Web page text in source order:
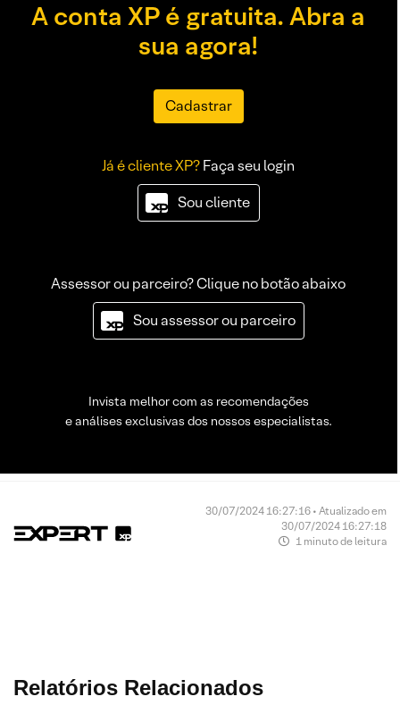
A conta XP é gratuita. Abra a
sua agora!
Cadastrar
Já é cliente XP?Faça seu login
Sou cliente
Assessor ou parceiro? Clique no botão abaixo
Sou assessor ou parceiro
Invista melhor com as recomendações
e análises exclusivas dos nossos especialistas.
30/07/2024 16:27:16 • Atualizado em
30/07/2024 16:27:18
1 minuto de leitura
Relatórios Relacionados